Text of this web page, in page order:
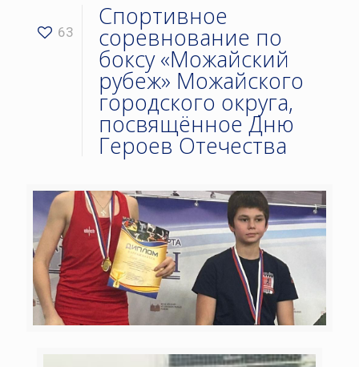
63
Спортивное
соревнование по
боксу «Можайский
рубеж» Можайского
городского округа,
посвящённое Дню
Героев Отечества